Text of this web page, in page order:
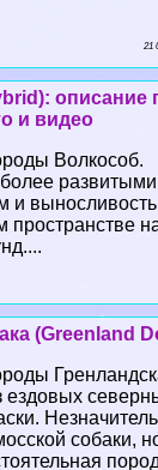
21
описание
и видео
Волкособ.
развитыми
и
прострaнcтве
(Greenland
ездовых
собаки,